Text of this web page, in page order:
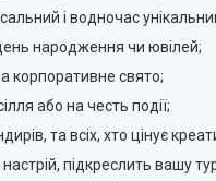
і водночас
народження чи ювілей;
корпоративне свято;
або на честь події;
та всіх, хто цінує
підкреслить вашу